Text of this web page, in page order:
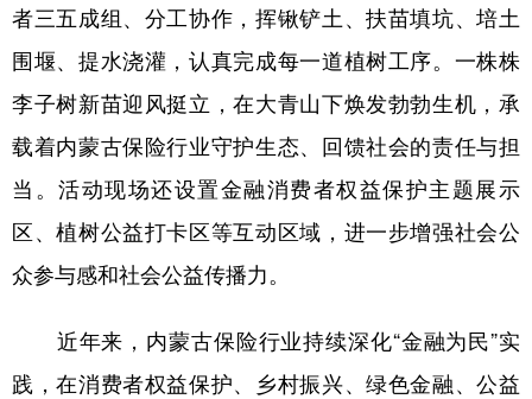
者三五成组、分工协作，挥锹铲土、扶苗填坑、培土
围堰、提水浇灌，认真完成每一道植树工序。一株株
李子树新苗迎风挺立，在大青山下焕发勃勃生机，承
载着内蒙古保险行业守护生态、回馈社会的责任与担
当。活动现场还设置金融消费者权益保护主题展示
区、植树公益打卡区等互动区域，进一步增强社会公
众参与感和社会公益传播力。
近年来，内蒙古保险行业持续深化“金融为民”实
践，在消费者权益保护、乡村振兴、绿色金融、公益